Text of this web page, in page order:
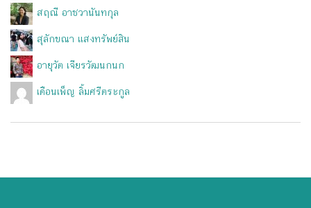
สฤณี อาชวานันทกุล
สุลักขณา แสงทรัพย์สิน
อายุวัต เจียรวัฒนกนก
เดือนเพ็ญ ลิ้มศรีตระกูล